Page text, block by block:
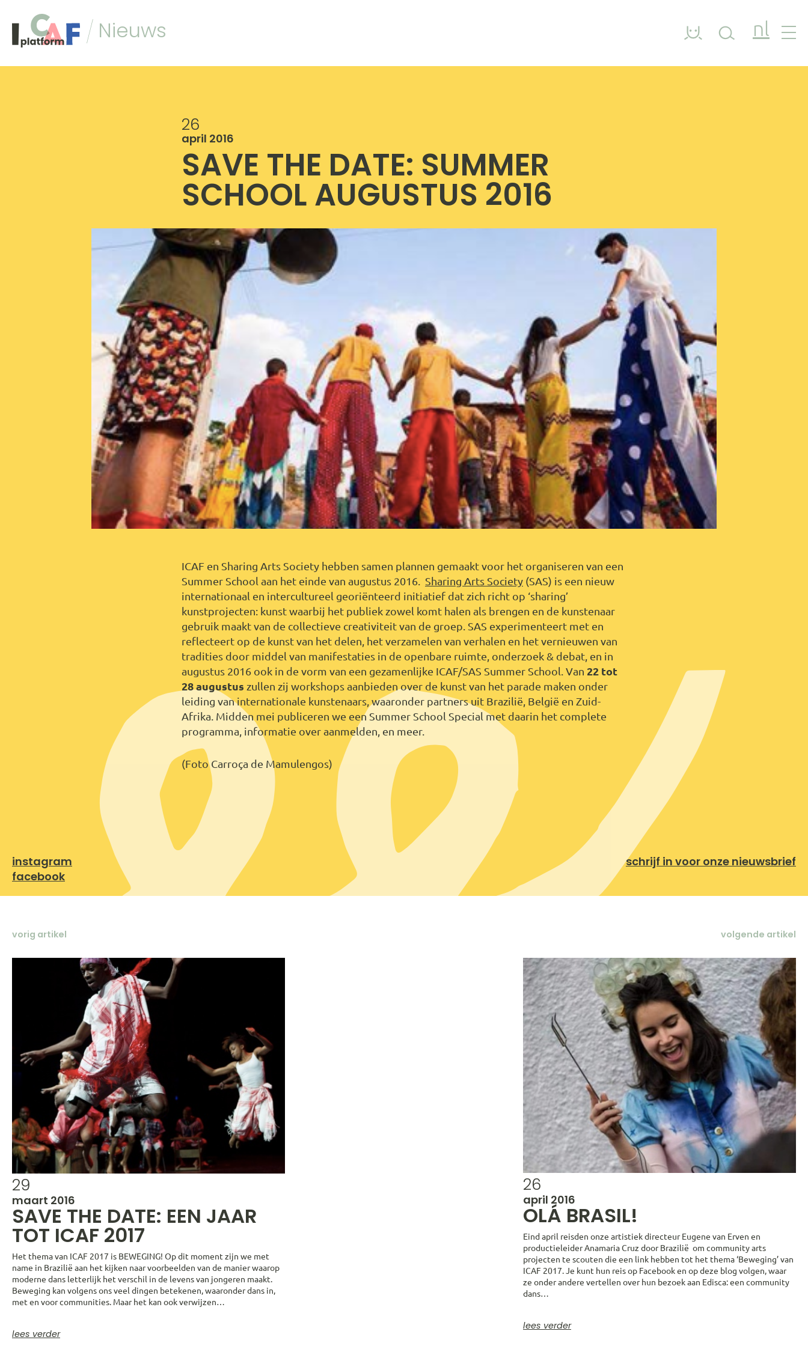
Nieuws nl
26
april 2016
SAVE THE DATE: SUMMER
SCHOOL AUGUSTUS 2016
ICAF en Sharing Arts Society hebben samen plannen gemaakt voor het organiseren van een
Summer School aan het einde van augustus 2016. Sharing Arts Society (SAS) is een nieuw
internationaal en intercultureel georiënteerd initiatief dat zich richt op ‘sharing’
kunstprojecten: kunst waarbij het publiek zowel komt halen als brengen en de kunstenaar
gebruik maakt van de collectieve creativiteit van de groep. SAS experimenteert met en
reflecteert op de kunst van het delen, het verzamelen van verhalen en het vernieuwen van
tradities door middel van manifestaties in de openbare ruimte, onderzoek & debat, en in
augustus 2016 ook in de vorm van een gezamenlijke ICAF/SAS Summer School. Van 22 tot
28 augustus zullen zij workshops aanbieden over de kunst van het parade maken onder
leiding van internationale kunstenaars, waaronder partners uit Brazilië, België en Zuid-
Afrika. Midden mei publiceren we een Summer School Special met daarin het complete
programma, informatie over aanmelden, en meer.
(Foto Carroça de Mamulengos)
instagram
facebook
schrijf in voor onze nieuwsbrief
vorig artikel
29
maart 2016
SAVE THE DATE: EEN JAAR
TOT ICAF 2017
Het thema van ICAF 2017 is BEWEGING! Op dit moment zijn we met
name in Brazilië aan het kijken naar voorbeelden van de manier waarop
moderne dans letterlijk het verschil in de levens van jongeren maakt.
Beweging kan volgens ons veel dingen betekenen, waaronder dans in,
met en voor communities. Maar het kan ook verwijzen…
lees verder
volgende artikel
26
april 2016
OLÁ BRASIL!
Eind april reisden onze artistiek directeur Eugene van Erven en
productieleider Anamaria Cruz door Brazilië om community arts
projecten te scouten die een link hebben tot het thema ‘Beweging’ van
ICAF 2017. Je kunt hun reis op Facebook en op deze blog volgen, waar
ze onder andere vertellen over hun bezoek aan Edisca: een community
dans…
lees verder